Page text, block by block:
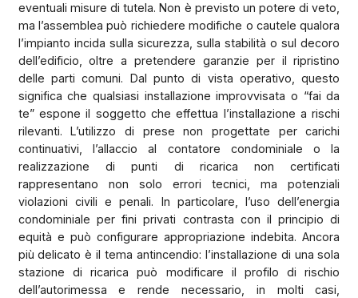
eventuali misure di tutela. Non è previsto un potere di veto,
ma l’assemblea può richiedere modifiche o cautele qualora
l’impianto incida sulla sicurezza, sulla stabilità o sul decoro
dell’edificio, oltre a pretendere garanzie per il ripristino
delle parti comuni. Dal punto di vista operativo, questo
significa che qualsiasi installazione improvvisata o “fai da
te” espone il soggetto che effettua l’installazione a rischi
rilevanti. L’utilizzo di prese non progettate per carichi
continuativi, l’allaccio al contatore condominiale o la
realizzazione di punti di ricarica non certificati
rappresentano non solo errori tecnici, ma potenziali
violazioni civili e penali. In particolare, l’uso dell’energia
condominiale per fini privati contrasta con il principio di
equità e può configurare appropriazione indebita. Ancora
più delicato è il tema antincendio: l’installazione di una sola
stazione di ricarica può modificare il profilo di rischio
dell’autorimessa e rende necessario, in molti casi,